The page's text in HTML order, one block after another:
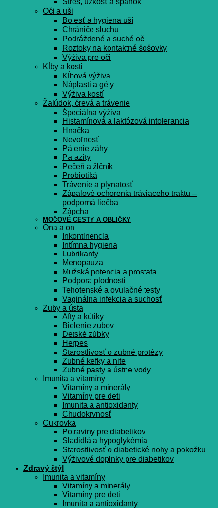
Stres, úzkosť a spánok
Oči a uši
Bolesť a hygiena uší
Chrániče sluchu
Podráždené a suché oči
Roztoky na kontaktné šošovky
Výživa pre oči
Kĺby a kosti
Kĺbová výživa
Náplasti a gély
Výživa kostí
Žalúdok, črevá a trávenie
Špeciálna výživa
Histamínová a laktózová intolerancia
Hnačka
Nevoľnosť
Pálenie záhy
Parazity
Pečeň a žlčník
Probiotiká
Trávenie a plynatosť
Zápalové ochorenia tráviaceho traktu –
podporná liečba
Zápcha
MOČOVÉ CESTY A OBLIČKY
Ona a on
Inkontinencia
Intímna hygiena
Lubrikanty
Menopauza
Mužská potencia a prostata
Podpora plodnosti
Tehotenské a ovulačné testy
Vaginálna infekcia a suchosť
Zuby a ústa
Afty a kútiky
Bielenie zubov
Detské zúbky
Herpes
Starostlivosť o zubné protézy
Zubné kefky a nite
Zubné pasty a ústne vody
Imunita a vitamíny
Vitamíny a minerály
Vitamíny pre deti
Imunita a antioxidanty
Chudokrvnosť
Cukrovka
Potraviny pre diabetikov
Sladidlá a hypoglykémia
Starostlivosť o diabetické nohy a pokožku
Výživové doplnky pre diabetikov
Zdravý štýl
Imunita a vitamíny
Vitamíny a minerály
Vitamíny pre deti
Imunita a antioxidanty